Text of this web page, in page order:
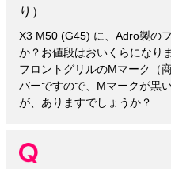
り）
X3 M50 (G45) に、Adro製の
か？お値段はおいくらになり
フロントグリルのMマーク（
バーですので、Mマークが黒
が、ありますでしょうか？